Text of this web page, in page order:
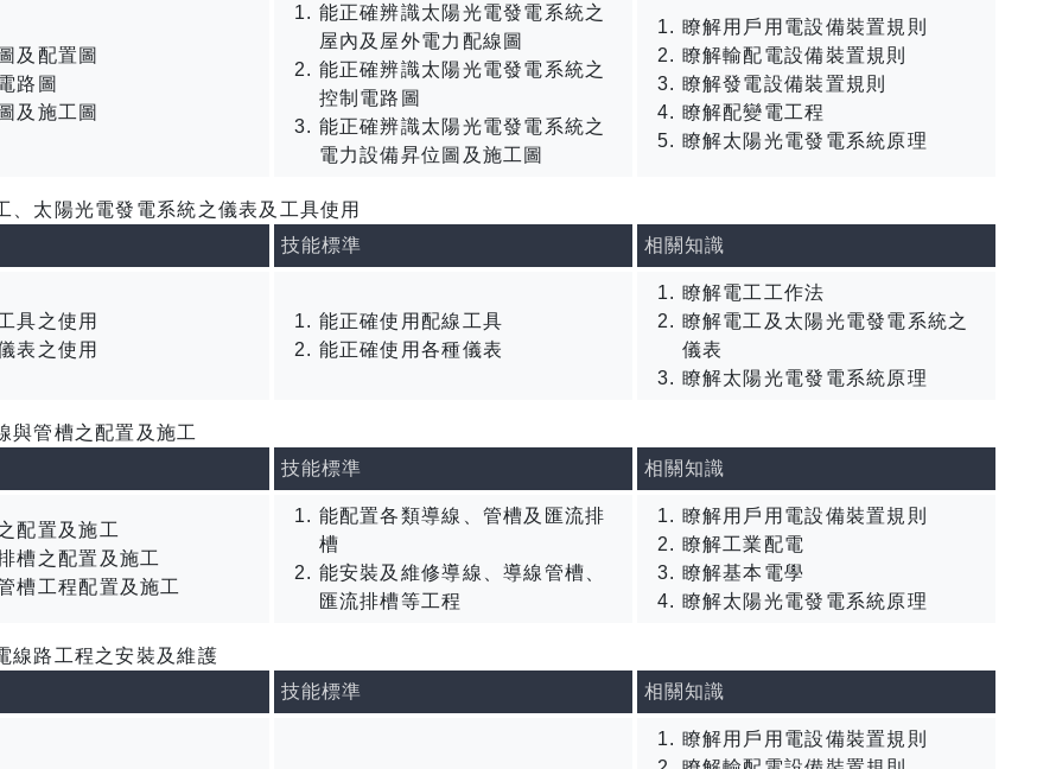
及配置圖
路圖
及施工圖
能正確辨識太陽光電發電系統之
屋內及屋外電力配線圖
能正確辨識太陽光電發電系統之
控制電路圖
能正確辨識太陽光電發電系統之
電力設備昇位圖及施工圖
瞭解用戶用電設備裝置規則
瞭解輸配電設備裝置規則
瞭解發電設備裝置規則
瞭解配變電工程
瞭解太陽光電發電系統原理
、太陽光電發電系統之儀表及工具使用
技能標準 相關知識
具之使用
表之使用
能正確使用配線工具
能正確使用各種儀表
瞭解電工工作法
瞭解電工及太陽光電發電系統之
儀表
瞭解太陽光電發電系統原理
與管槽之配置及施工
技能標準 相關知識
配置及施工
槽之配置及施工
槽工程配置及施工
能配置各類導線、管槽及匯流排
槽
能安裝及維修導線、導線管槽、
匯流排槽等工程
瞭解用戶用電設備裝置規則
瞭解工業配電
瞭解基本電學
瞭解太陽光電發電系統原理
線路工程之安裝及維護
技能標準 相關知識
瞭解用戶用電設備裝置規則